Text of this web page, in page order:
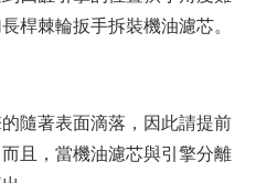
桿棘輪扳手拆裝機油濾芯。
隨著表面滴落，因此請提前
且，當機油濾芯與引擎分離